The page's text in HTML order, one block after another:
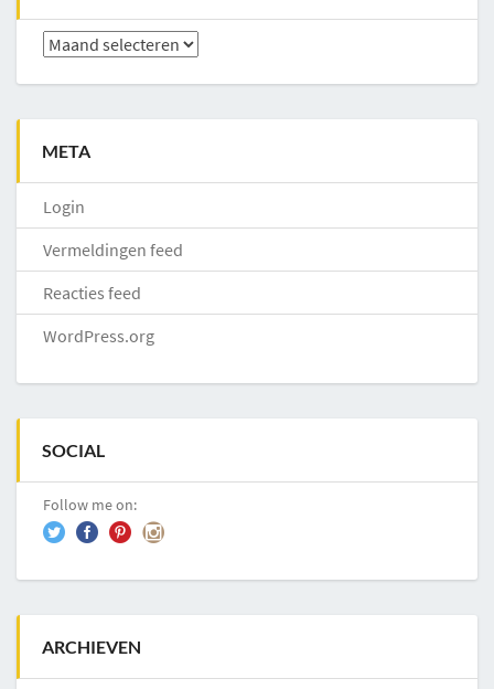
Archieven
META
Login
Vermeldingen feed
Reacties feed
WordPress.org
SOCIAL
Follow me on:
ARCHIEVEN